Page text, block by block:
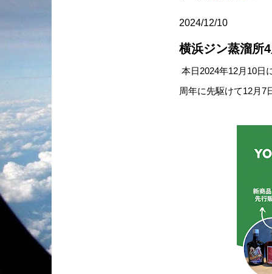
2024/12/10
横浜ジン蒸溜所
本日2024年12月10日
周年に先駆けて12月7